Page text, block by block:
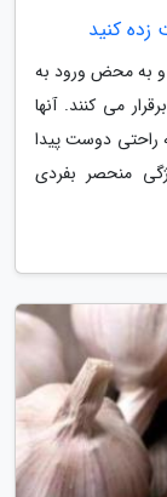
کنید
و به محض ورود به
می کنند. آنها
راحتی دوست پیدا
منحصر بفردی